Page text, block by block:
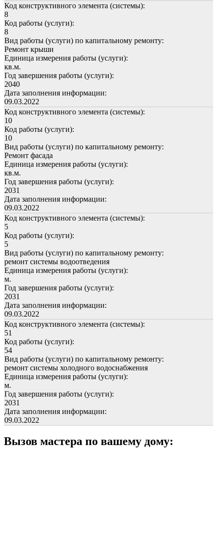
Код конструктивного элемента (системы):
8
Код работы (услуги):
8
Вид работы (услуги) по капитальному ремонту:
Ремонт крыши
Единица измерения работы (услуги):
кв.м.
Год завершения работы (услуги):
2040
Дата заполнения информации:
09.03.2022
Код конструктивного элемента (системы):
10
Код работы (услуги):
10
Вид работы (услуги) по капитальному ремонту:
Ремонт фасада
Единица измерения работы (услуги):
кв.м.
Год завершения работы (услуги):
2031
Дата заполнения информации:
09.03.2022
Код конструктивного элемента (системы):
5
Код работы (услуги):
5
Вид работы (услуги) по капитальному ремонту:
ремонт системы водоотведения
Единица измерения работы (услуги):
м.
Год завершения работы (услуги):
2031
Дата заполнения информации:
09.03.2022
Код конструктивного элемента (системы):
51
Код работы (услуги):
54
Вид работы (услуги) по капитальному ремонту:
ремонт системы холодного водоснабжения
Единица измерения работы (услуги):
м.
Год завершения работы (услуги):
2031
Дата заполнения информации:
09.03.2022
Вызов мастера по вашему дому: